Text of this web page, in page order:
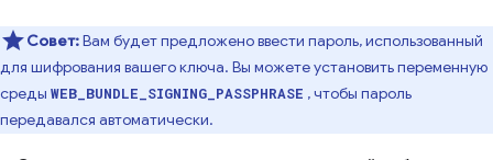
Совет:Вам будет предложено ввести пароль, использованный
для шифрования вашего ключа. Вы можете установить переменную
среды WEB_BUNDLE_SIGNING_PASSPHRASE , чтобы пароль
передавался автоматически.